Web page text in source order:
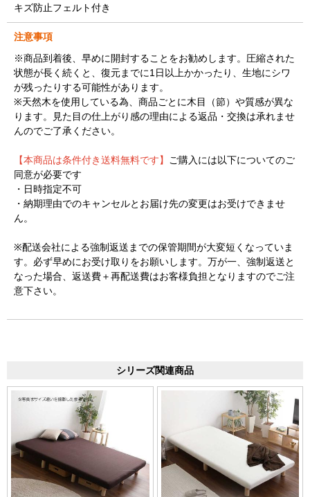
キズ防止フェルト付き
注意事項
※商品到着後、早めに開封することをお勧めします。圧縮された
状態が長く続くと、復元までに1日以上かかったり、生地にシワ
が残ったりする可能性があります。
※天然木を使用している為、商品ごとに木目（節）や質感が異な
ります。見た目の仕上がり感の理由による返品・交換は承れませ
んのでご了承ください。
【本商品は条件付き送料無料です】 ご購入には以下についてのご
同意が必要です
・日時指定不可
・納期理由でのキャンセルとお届け先の変更はお受けできませ
ん。
※配送会社による強制返送までの保管期間が大変短くなっていま
す。必ず早めにお受け取りをお願いします。万が一、強制返送と
なった場合、返送費＋再配送費はお客様負担となりますのでご注
意下さい。
シリーズ関連商品